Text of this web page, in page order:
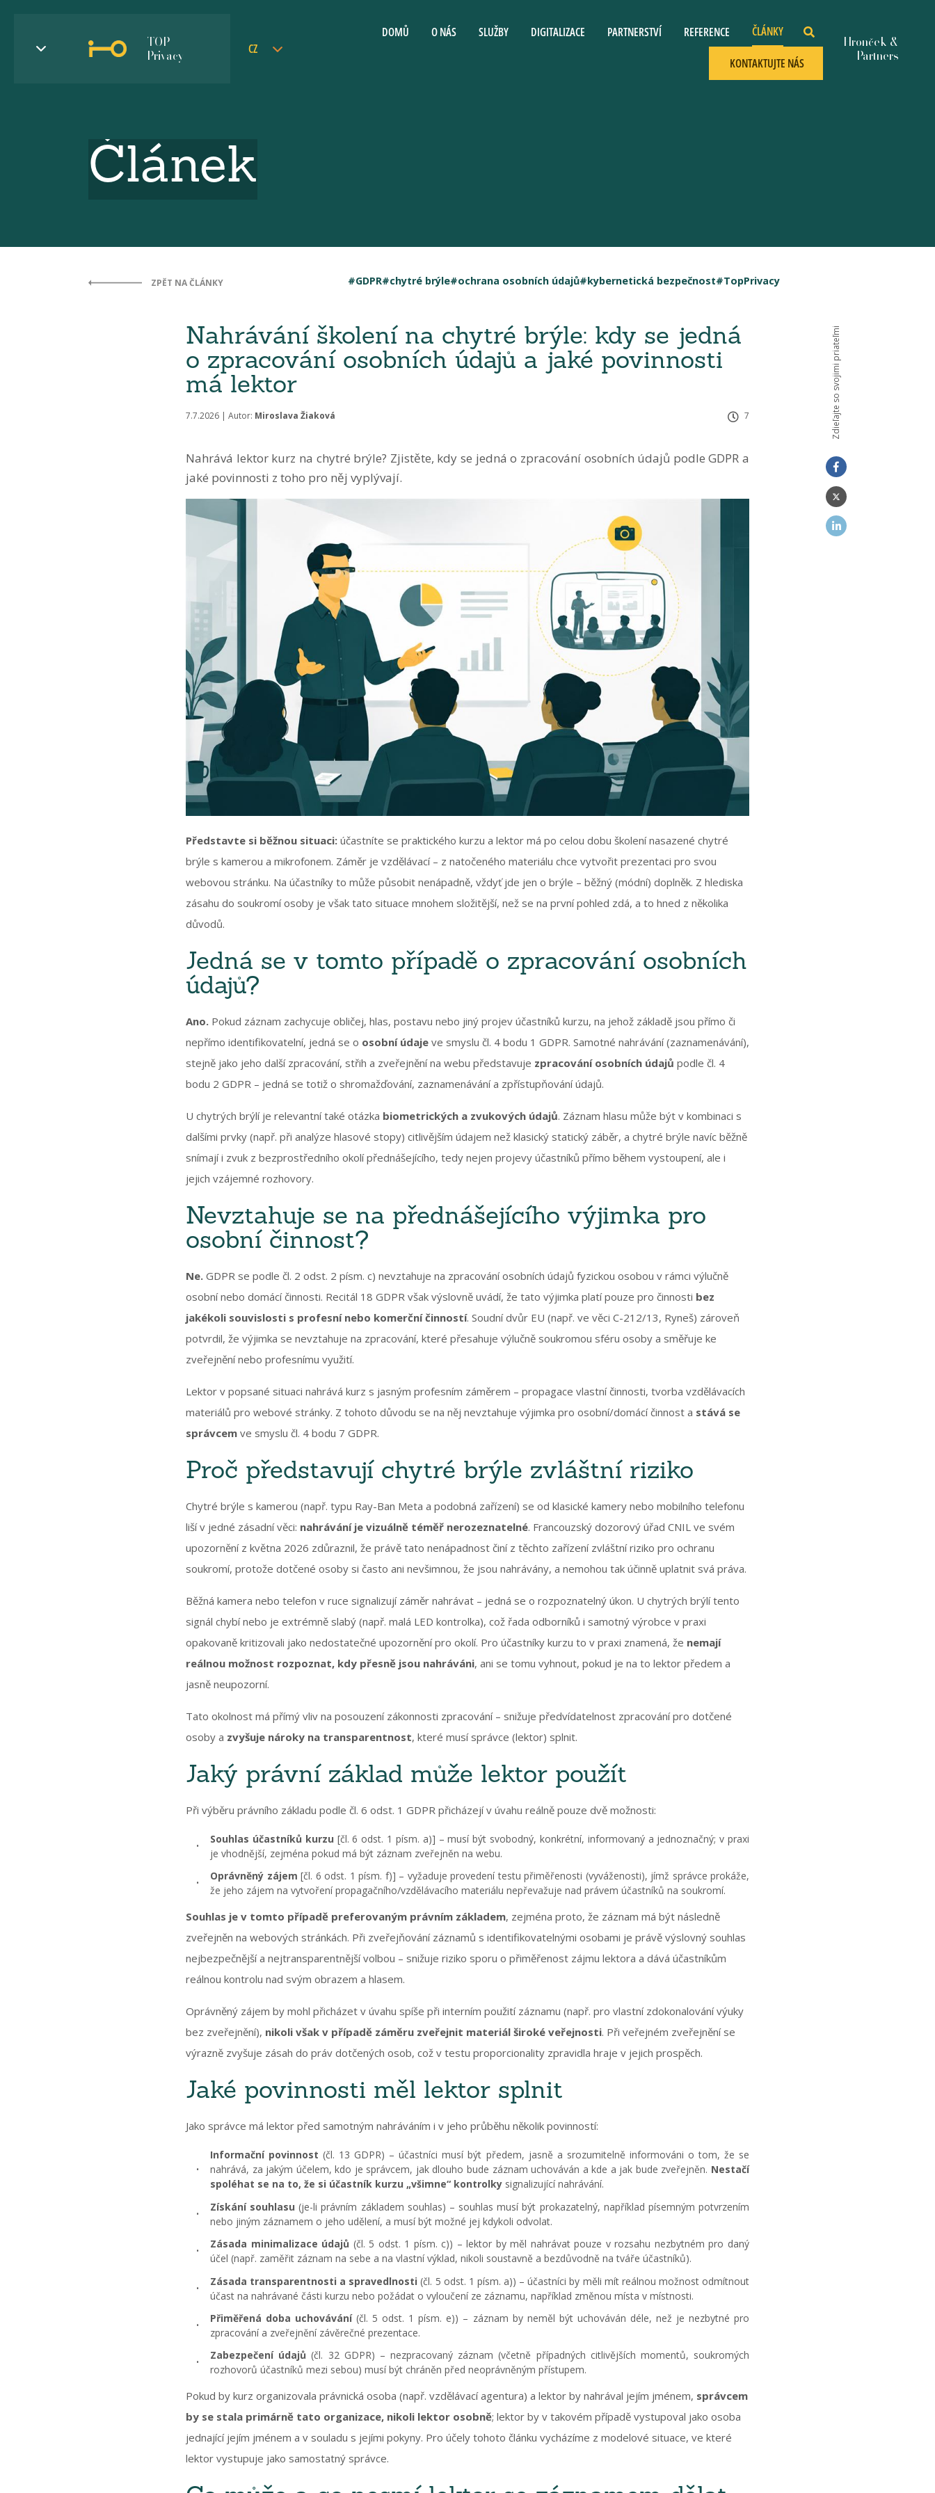
TOP
Privacy
CZ
DOMŮ O NÁS SLUŽBY DIGITALIZACE PARTNERSTVÍ REFERENCE ČLÁNKY
KONTAKTUJTE NÁS
Článek
ZPĚT NA ČLÁNKY #GDPR#chytré brýle#ochrana osobních údajů#kybernetická bezpečnost#TopPrivacy
Nahrávání školení na chytré brýle: kdy se jedná
o zpracování osobních údajů a jaké povinnosti
má lektor
7.7.2026 | Autor: Miroslava Žiaková 7
Nahrává lektor kurz na chytré brýle? Zjistěte, kdy se jedná o zpracování osobních údajů podle GDPR a
jaké povinnosti z toho pro něj vyplývají.
Představte si běžnou situaci: účastníte se praktického kurzu a lektor má po celou dobu školení nasazené chytré
brýle s kamerou a mikrofonem. Záměr je vzdělávací – z natočeného materiálu chce vytvořit prezentaci pro svou
webovou stránku. Na účastníky to může působit nenápadně, vždyť jde jen o brýle – běžný (módní) doplněk. Z hlediska
zásahu do soukromí osoby je však tato situace mnohem složitější, než se na první pohled zdá, a to hned z několika
důvodů.
Jedná se v tomto případě o zpracování osobních
údajů?
Ano. Pokud záznam zachycuje obličej, hlas, postavu nebo jiný projev účastníků kurzu, na jehož základě jsou přímo či
nepřímo identifikovatelní, jedná se o osobní údaje ve smyslu čl. 4 bodu 1 GDPR. Samotné nahrávání (zaznamenávání),
stejně jako jeho další zpracování, střih a zveřejnění na webu představuje zpracování osobních údajů podle čl. 4
bodu 2 GDPR – jedná se totiž o shromažďování, zaznamenávání a zpřístupňování údajů.
U chytrých brýlí je relevantní také otázka biometrických a zvukových údajů. Záznam hlasu může být v kombinaci s
dalšími prvky (např. při analýze hlasové stopy) citlivějším údajem než klasický statický záběr, a chytré brýle navíc běžně
snímají i zvuk z bezprostředního okolí přednášejícího, tedy nejen projevy účastníků přímo během vystoupení, ale i
jejich vzájemné rozhovory.
Nevztahuje se na přednášejícího výjimka pro
osobní činnost?
Ne. GDPR se podle čl. 2 odst. 2 písm. c) nevztahuje na zpracování osobních údajů fyzickou osobou v rámci výlučně
osobní nebo domácí činnosti. Recitál 18 GDPR však výslovně uvádí, že tato výjimka platí pouze pro činnosti bez
jakékoli souvislosti s profesní nebo komerční činností. Soudní dvůr EU (např. ve věci C-212/13, Ryneš) zároveň
potvrdil, že výjimka se nevztahuje na zpracování, které přesahuje výlučně soukromou sféru osoby a směřuje ke
zveřejnění nebo profesnímu využití.
Lektor v popsané situaci nahrává kurz s jasným profesním záměrem – propagace vlastní činnosti, tvorba vzdělávacích
materiálů pro webové stránky. Z tohoto důvodu se na něj nevztahuje výjimka pro osobní/domácí činnost a stává se
správcem ve smyslu čl. 4 bodu 7 GDPR.
Proč představují chytré brýle zvláštní riziko
Chytré brýle s kamerou (např. typu Ray-Ban Meta a podobná zařízení) se od klasické kamery nebo mobilního telefonu
liší v jedné zásadní věci: nahrávání je vizuálně téměř nerozeznatelné. Francouzský dozorový úřad CNIL ve svém
upozornění z května 2026 zdůraznil, že právě tato nenápadnost činí z těchto zařízení zvláštní riziko pro ochranu
soukromí, protože dotčené osoby si často ani nevšimnou, že jsou nahrávány, a nemohou tak účinně uplatnit svá práva.
Běžná kamera nebo telefon v ruce signalizují záměr nahrávat – jedná se o rozpoznatelný úkon. U chytrých brýlí tento
signál chybí nebo je extrémně slabý (např. malá LED kontrolka), což řada odborníků i samotný výrobce v praxi
opakovaně kritizovali jako nedostatečné upozornění pro okolí. Pro účastníky kurzu to v praxi znamená, že nemají
reálnou možnost rozpoznat, kdy přesně jsou nahráváni, ani se tomu vyhnout, pokud je na to lektor předem a
jasně neupozorní.
Tato okolnost má přímý vliv na posouzení zákonnosti zpracování – snižuje předvídatelnost zpracování pro dotčené
osoby a zvyšuje nároky na transparentnost, které musí správce (lektor) splnit.
Jaký právní základ může lektor použít
Při výběru právního základu podle čl. 6 odst. 1 GDPR přicházejí v úvahu reálně pouze dvě možnosti:
Souhlas účastníků kurzu [čl. 6 odst. 1 písm. a)] – musí být svobodný, konkrétní, informovaný a jednoznačný; v praxi
je vhodnější, zejména pokud má být záznam zveřejněn na webu.
Oprávněný zájem [čl. 6 odst. 1 písm. f)] – vyžaduje provedení testu přiměřenosti (vyváženosti), jímž správce prokáže,
že jeho zájem na vytvoření propagačního/vzdělávacího materiálu nepřevažuje nad právem účastníků na soukromí.
Souhlas je v tomto případě preferovaným právním základem, zejména proto, že záznam má být následně
zveřejněn na webových stránkách. Při zveřejňování záznamů s identifikovatelnými osobami je právě výslovný souhlas
nejbezpečnější a nejtransparentnější volbou – snižuje riziko sporu o přiměřenost zájmu lektora a dává účastníkům
reálnou kontrolu nad svým obrazem a hlasem.
Oprávněný zájem by mohl přicházet v úvahu spíše při interním použití záznamu (např. pro vlastní zdokonalování výuky
bez zveřejnění), nikoli však v případě záměru zveřejnit materiál široké veřejnosti. Při veřejném zveřejnění se
výrazně zvyšuje zásah do práv dotčených osob, což v testu proporcionality zpravidla hraje v jejich prospěch.
Jaké povinnosti měl lektor splnit
Jako správce má lektor před samotným nahráváním i v jeho průběhu několik povinností:
Informační povinnost (čl. 13 GDPR) – účastníci musí být předem, jasně a srozumitelně informováni o tom, že se
nahrává, za jakým účelem, kdo je správcem, jak dlouho bude záznam uchováván a kde a jak bude zveřejněn. Nestačí
spoléhat se na to, že si účastník kurzu „všimne“ kontrolky signalizující nahrávání.
Získání souhlasu (je-li právním základem souhlas) – souhlas musí být prokazatelný, například písemným potvrzením
nebo jiným záznamem o jeho udělení, a musí být možné jej kdykoli odvolat.
Zásada minimalizace údajů (čl. 5 odst. 1 písm. c)) – lektor by měl nahrávat pouze v rozsahu nezbytném pro daný
účel (např. zaměřit záznam na sebe a na vlastní výklad, nikoli soustavně a bezdůvodně na tváře účastníků).
Zásada transparentnosti a spravedlnosti (čl. 5 odst. 1 písm. a)) – účastníci by měli mít reálnou možnost odmítnout
účast na nahrávané části kurzu nebo požádat o vyloučení ze záznamu, například změnou místa v místnosti.
Přiměřená doba uchovávání(čl. 5 odst. 1 písm. e)) – záznam by neměl být uchováván déle, než je nezbytné pro
zpracování a zveřejnění závěrečné prezentace.
Zabezpečení údajů (čl. 32 GDPR) – nezpracovaný záznam (včetně případných citlivějších momentů, soukromých
rozhovorů účastníků mezi sebou) musí být chráněn před neoprávněným přístupem.
Pokud by kurz organizovala právnická osoba (např. vzdělávací agentura) a lektor by nahrával jejím jménem, správcem
by se stala primárně tato organizace, nikoli lektor osobně; lektor by v takovém případě vystupoval jako osoba
jednající jejím jménem a v souladu s jejími pokyny. Pro účely tohoto článku vycházíme z modelové situace, ve které
lektor vystupuje jako samostatný správce.
Zdieľajte so svojimi priateľmi